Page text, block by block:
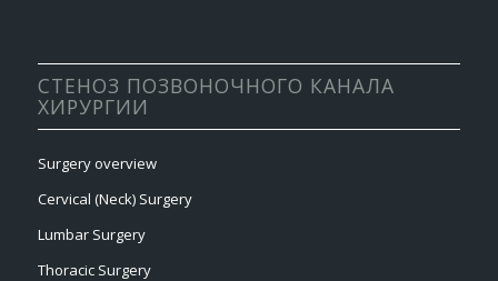
СТЕНОЗ ПОЗВОНОЧНОГО КАНАЛА
ХИРУРГИИ
Surgery overview
Cervical (Neck) Surgery
Lumbar Surgery
Thoracic Surgery